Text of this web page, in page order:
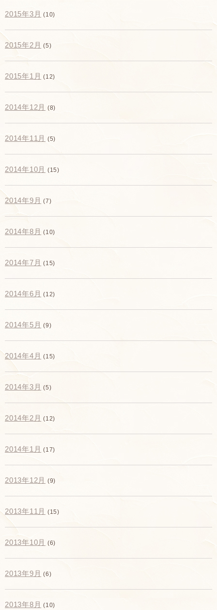
2015年3月 (10)
2015年2月 (5)
2015年1月 (12)
2014年12月 (8)
2014年11月 (5)
2014年10月 (15)
2014年9月 (7)
2014年8月 (10)
2014年7月 (15)
2014年6月 (12)
2014年5月 (9)
2014年4月 (15)
2014年3月 (5)
2014年2月 (12)
2014年1月 (17)
2013年12月 (9)
2013年11月 (15)
2013年10月 (6)
2013年9月 (6)
2013年8月 (10)